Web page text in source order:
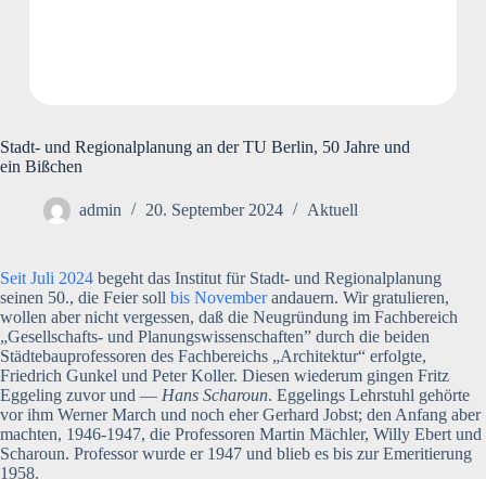
Stadt- und Regionalplanung an der TU Berlin, 50 Jahre und
ein Bißchen
admin 20. September 2024 Aktuell
Seit Juli 2024 begeht das Institut für Stadt- und Regionalplanung
seinen 50., die Feier soll bis Novemberandauern. Wir gratulieren,
wollen aber nicht vergessen, daß die Neugründung im Fachbereich
„Gesellschafts- und Planungswissenschaften” durch die beiden
Städtebauprofessoren des Fachbereichs „Architektur“ erfolgte,
Friedrich Gunkel und Peter Koller. Diesen wiederum gingen Fritz
Eggeling zuvor und — Hans Scharoun. Eggelings Lehrstuhl gehörte
vor ihm Werner March und noch eher Gerhard Jobst; den Anfang aber
machten, 1946-1947, die Professoren Martin Mächler, Willy Ebert und
Scharoun. Professor wurde er 1947 und blieb es bis zur Emeritierung
1958.